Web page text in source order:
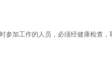
参加工作的人员，必须经健康检查，